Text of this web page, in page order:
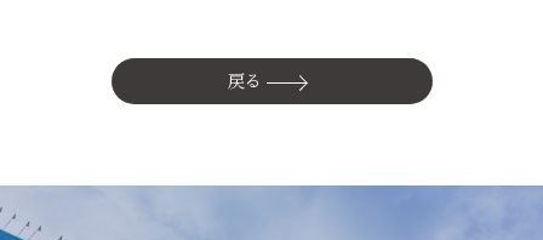
かね貞の歴史
戻る